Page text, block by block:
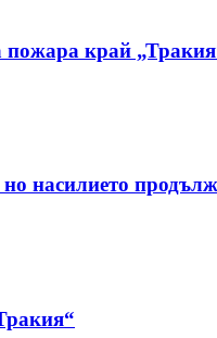
пожара край
насилието